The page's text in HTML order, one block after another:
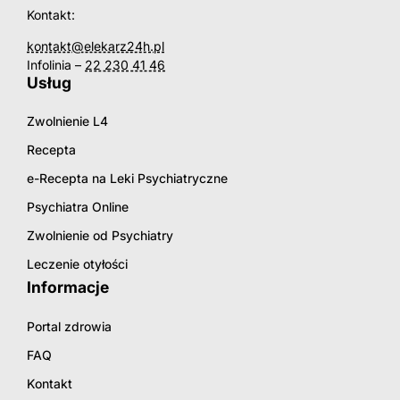
Kontakt:
kontakt@elekarz24h.pl
Infolinia – 22 230 41 46
Usług
Zwolnienie L4
Recepta
e-Recepta na Leki Psychiatryczne
Psychiatra Online
Zwolnienie od Psychiatry
Leczenie otyłości
Informacje
Portal zdrowia
FAQ
Kontakt